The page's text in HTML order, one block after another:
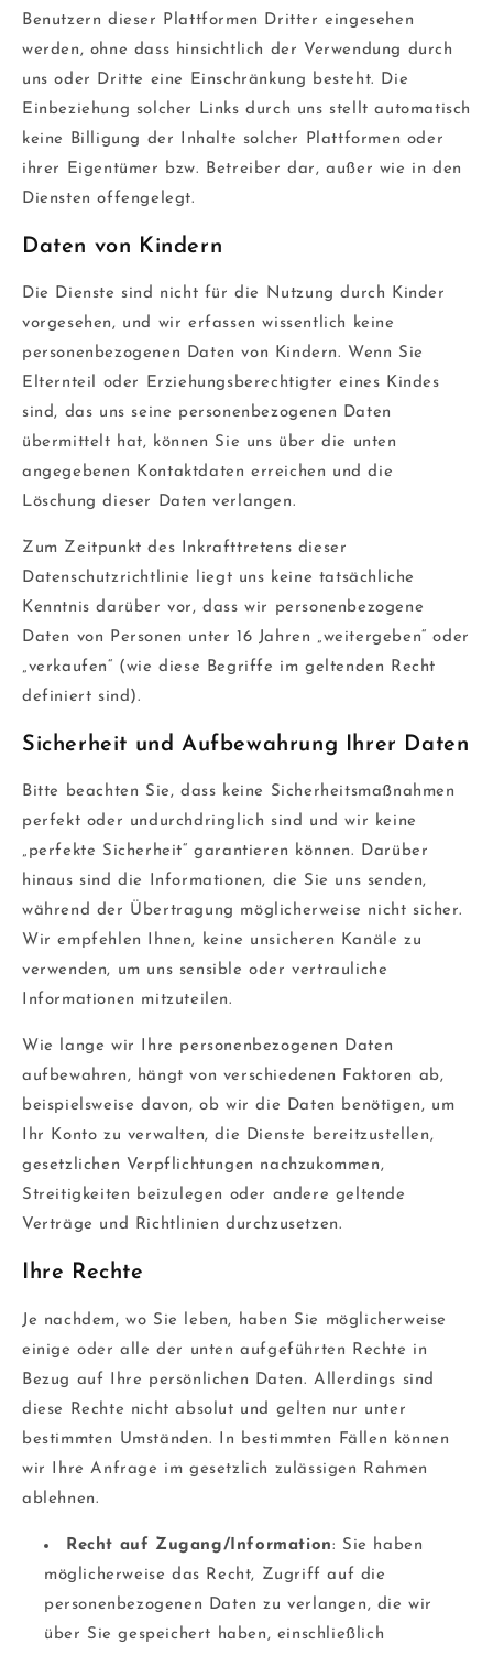
Benutzern dieser Plattformen Dritter eingesehen
werden, ohne dass hinsichtlich der Verwendung durch
uns oder Dritte eine Einschränkung besteht. Die
Einbeziehung solcher Links durch uns stellt automatisch
keine Billigung der Inhalte solcher Plattformen oder
ihrer Eigentümer bzw. Betreiber dar, außer wie in den
Diensten offengelegt.
Daten von Kindern
Die Dienste sind nicht für die Nutzung durch Kinder
vorgesehen, und wir erfassen wissentlich keine
personenbezogenen Daten von Kindern. Wenn Sie
Elternteil oder Erziehungsberechtigter eines Kindes
sind, das uns seine personenbezogenen Daten
übermittelt hat, können Sie uns über die unten
angegebenen Kontaktdaten erreichen und die
Löschung dieser Daten verlangen.
Zum Zeitpunkt des Inkrafttretens dieser
Datenschutzrichtlinie liegt uns keine tatsächliche
Kenntnis darüber vor, dass wir personenbezogene
Daten von Personen unter 16 Jahren „weitergeben“ oder
„verkaufen“ (wie diese Begriffe im geltenden Recht
definiert sind).
Sicherheit und Aufbewahrung Ihrer Daten
Bitte beachten Sie, dass keine Sicherheitsmaßnahmen
perfekt oder undurchdringlich sind und wir keine
„perfekte Sicherheit“ garantieren können. Darüber
hinaus sind die Informationen, die Sie uns senden,
während der Übertragung möglicherweise nicht sicher.
Wir empfehlen Ihnen, keine unsicheren Kanäle zu
verwenden, um uns sensible oder vertrauliche
Informationen mitzuteilen.
Wie lange wir Ihre personenbezogenen Daten
aufbewahren, hängt von verschiedenen Faktoren ab,
beispielsweise davon, ob wir die Daten benötigen, um
Ihr Konto zu verwalten, die Dienste bereitzustellen,
gesetzlichen Verpflichtungen nachzukommen,
Streitigkeiten beizulegen oder andere geltende
Verträge und Richtlinien durchzusetzen.
Ihre Rechte
Je nachdem, wo Sie leben, haben Sie möglicherweise
einige oder alle der unten aufgeführten Rechte in
Bezug auf Ihre persönlichen Daten. Allerdings sind
diese Rechte nicht absolut und gelten nur unter
bestimmten Umständen. In bestimmten Fällen können
wir Ihre Anfrage im gesetzlich zulässigen Rahmen
ablehnen.
Recht auf Zugang/Information: Sie haben
möglicherweise das Recht, Zugriff auf die
personenbezogenen Daten zu verlangen, die wir
über Sie gespeichert haben, einschließlich